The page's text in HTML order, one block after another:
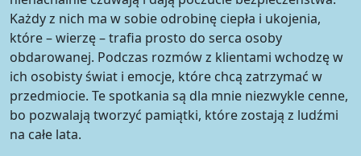
Każdy z nich ma w sobie odrobinę ciepła i ukojenia,
które – wierzę – trafia prosto do serca osoby
obdarowanej. Podczas rozmów z klientami wchodzę w
ich osobisty świat i emocje, które chcą zatrzymać w
przedmiocie. Te spotkania są dla mnie niezwykle cenne,
bo pozwalają tworzyć pamiątki, które zostają z ludźmi
na całe lata.